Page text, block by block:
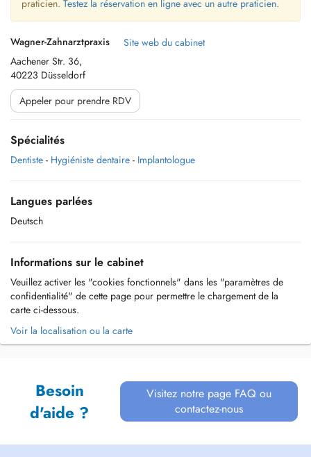
praticien. Testez la réservation en ligne avec un autre praticien.
Wagner-Zahnarztpraxis
Aachener Str. 36,
40223 Düsseldorf
Site web du cabinet
Appeler pour prendre RDV
Spécialités
Dentiste - Hygiéniste dentaire - Implantologue
Langues parlées
Deutsch
Informations sur le cabinet
Veuillez activer les "cookies fonctionnels" dans les "paramètres de
confidentialité" de cette page pour permettre le chargement de la
carte ci-dessous.
Voir la localisation ou la carte
Besoin
d'aide ?
Visitez notre page FAQ ou
contactez-nous